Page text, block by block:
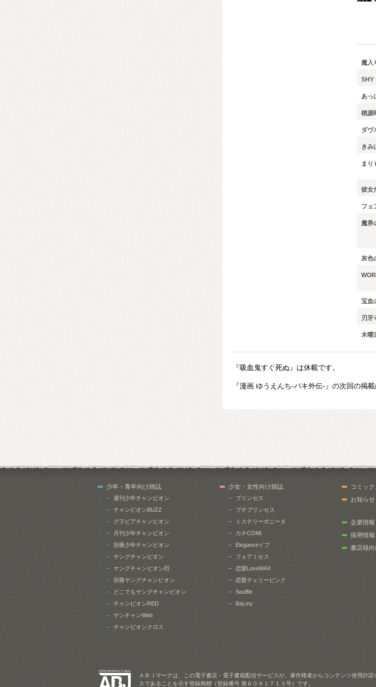
魔入
SHY
あっ
桃源
ダヴ
きみ
まり
彼女
フェ
魔界
灰色
宝血
刃牙
木曜
『吸血鬼すぐ死ぬ』は休載です。
『漫画 ゆうえんち-バキ外伝-』の次回の掲
少年・青年向け雑誌
週刊少年チャンピオン
チャンピオンBUZZ
グラビアチャンピオン
月刊少年チャンピオン
別冊少年チャンピオン
ヤングチャンピオン
ヤングチャンピオン烈
別冊ヤングチャンピオン
どこでもヤングチャンピオン
チャンピオンRED
ヤンチャンWeb
チャンピオンクロス
少女・女性向け雑誌
プリンセス
プチプリンセス
ミステリーボニータ
カチCOMI
Eleganceイブ
フォアミセス
恋愛LoveMAX
恋愛チェリーピンク
Souffle
BaLmy
コミック
お知らせ
企業情報
採用情報
書店様向
ＡＢＪマークは、この電子書店・電子書籍配信サービスが、著作権者からコンテンツ使用許
スであることを示す登録商標（登録番号 第６０９１７１３号）です。